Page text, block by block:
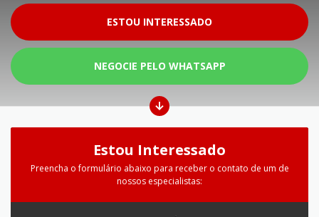
ESTOU INTERESSADO
NEGOCIE PELO WHATSAPP
Estou Interessado
Preencha o formulário abaixo para receber o contato de um de
nossos especialistas: